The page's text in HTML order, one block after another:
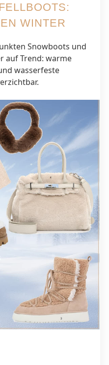
WINTER
Snowboots und
auf Trend: warme
wasserfeste